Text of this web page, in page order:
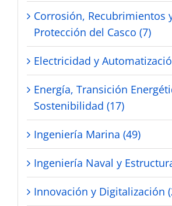
Corrosión, Recubrimientos
Protección del Casco (7)
Electricidad y
Energía, Transición
Sostenibilidad (17)
Ingeniería Marina (49)
Ingeniería Naval y
Innovación y Digitalización